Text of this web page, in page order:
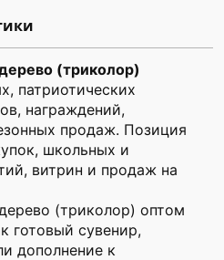
(триколор)
патриотических
награждений,
продаж. Позиция
школьных и
витрин и продаж на
(триколор) оптом
готовый сувенир,
дополнение к